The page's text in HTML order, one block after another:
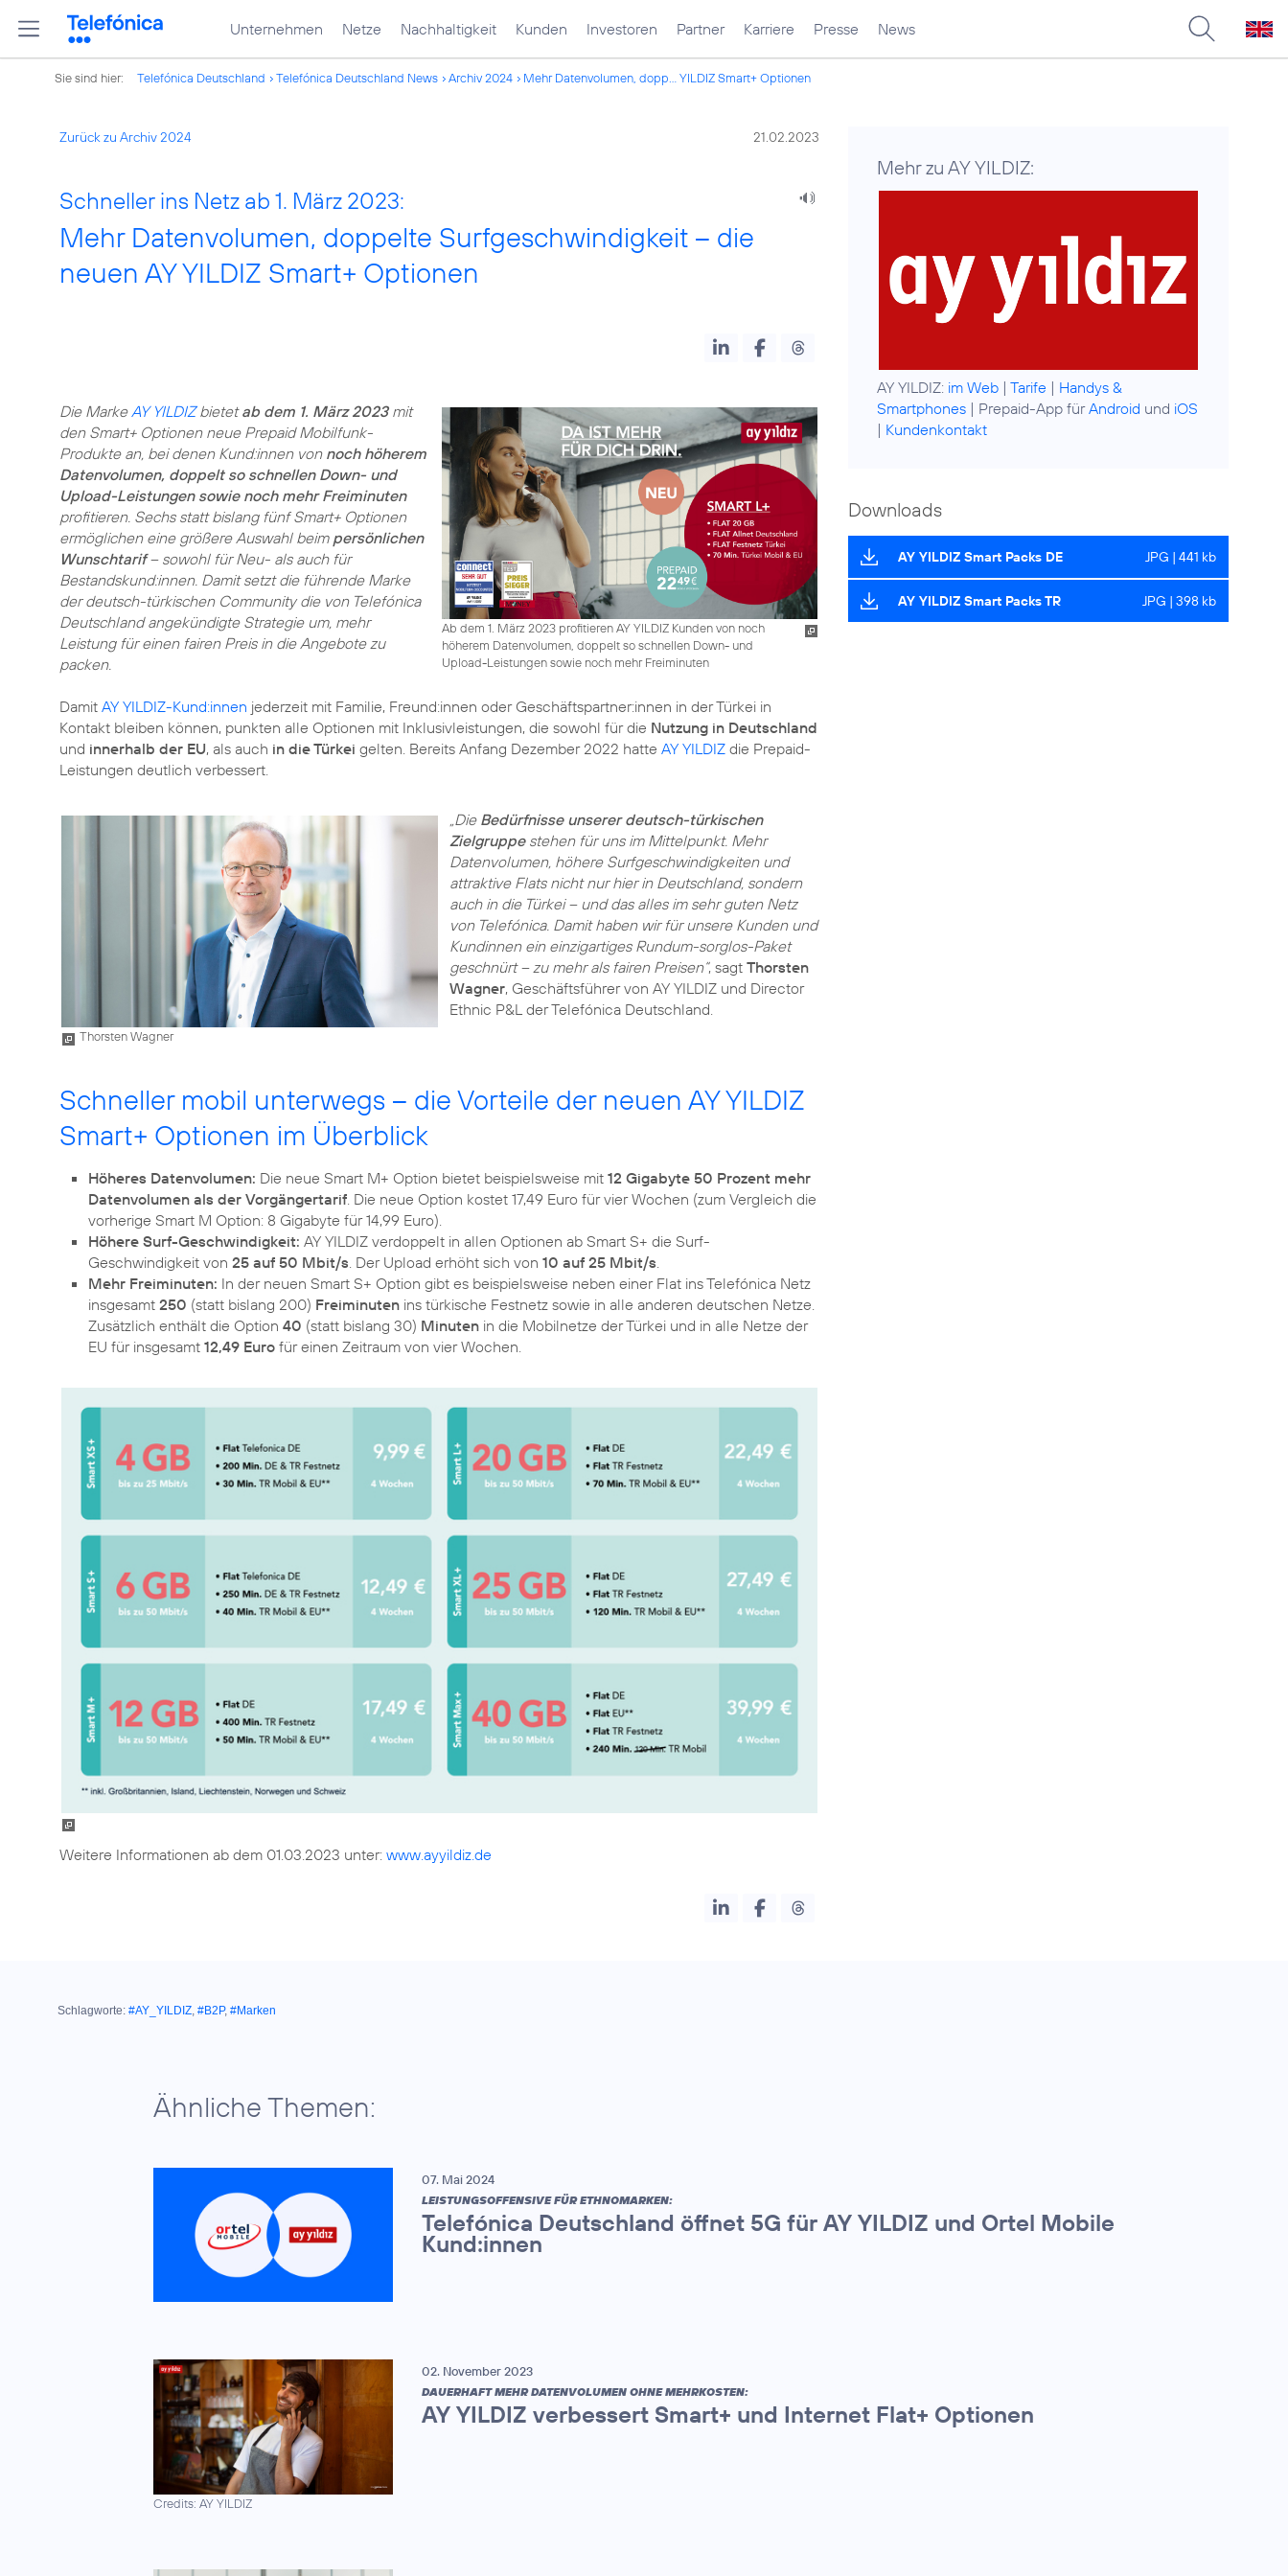
Unternehmen Netze Nachhaltigkeit Kunden Investoren Partner Karriere Presse News
Sie sind hier: Telefónica Deutschland Telefónica Deutschland News Archiv 2024 Mehr Datenvolumen, dopp... YILDIZ Smart+ Optionen
Zurück zu Archiv 2024 21.02.2023
Schneller ins Netz ab 1. März 2023:
Mehr Datenvolumen, doppelte Surfgeschwindigkeit – die
neuen AY YILDIZ Smart+ Optionen
Ab dem 1. März 2023 profitieren AY YILDIZ Kunden von noch
höherem Datenvolumen, doppelt so schnellen Down- und
Upload-Leistungen sowie noch mehr Freiminuten
Die MarkeAY YILDIZbietetab dem 1. März 2023mit
den Smart+ Optionen neue Prepaid Mobilfunk-
Produkte an, bei denen Kund:innen von noch höherem
Datenvolumen, doppelt so schnellen Down- und
Upload-Leistungen sowie noch mehr Freiminuten
profitieren. Sechs statt bislang fünf Smart+ Optionen
ermöglichen eine größere Auswahl beim persönlichen
Wunschtarif– sowohl für Neu- als auch für
Bestandskund:innen. Damit setzt die führende Marke
der deutsch-türkischen Community die von Telefónica
Deutschland angekündigte Strategie um, mehr
Leistung für einen fairen Preis in die Angebote zu
packen.
Damit AY YILDIZ-Kund:innen jederzeit mit Familie, Freund:innen oder Geschäftspartner:innen in der Türkei in
Kontakt bleiben können, punkten alle Optionen mit Inklusivleistungen, die sowohl für die Nutzung in Deutschland
und innerhalb der EU, als auch in die Türkei gelten. Bereits Anfang Dezember 2022 hatte AY YILDIZ die Prepaid-
Leistungen deutlich verbessert.
Thorsten Wagner
„Die Bedürfnisse unserer deutsch-türkischen
Zielgruppestehen für uns im Mittelpunkt. Mehr
Datenvolumen, höhere Surfgeschwindigkeiten und
attraktive Flats nicht nur hier in Deutschland, sondern
auch in die Türkei – und das alles im sehr guten Netz
von Telefónica. Damit haben wir für unsere Kunden und
Kundinnen ein einzigartiges Rundum-sorglos-Paket
geschnürt – zu mehr als fairen Preisen“, sagt Thorsten
Wagner, Geschäftsführer von AY YILDIZ und Director
Ethnic P&L der Telefónica Deutschland.
Schneller mobil unterwegs – die Vorteile der neuen AY YILDIZ
Smart+ Optionen im Überblick
Höheres Datenvolumen: Die neue Smart M+ Option bietet beispielsweise mit 12 Gigabyte 50 Prozent mehr
Datenvolumen als der Vorgängertarif . Die neue Option kostet 17,49 Euro für vier Wochen (zum Vergleich die
vorherige Smart M Option: 8 Gigabyte für 14,99 Euro).
Höhere Surf-Geschwindigkeit: AY YILDIZ verdoppelt in allen Optionen ab Smart S+ die Surf-
Geschwindigkeit von 25 auf 50 Mbit/s . Der Upload erhöht sich von 10 auf 25 Mbit/s
Mehr Freiminuten: In der neuen Smart S+ Option gibt es beispielsweise neben einer Flat ins Telefónica Netz
insgesamt 250 (statt bislang 200) Freiminuten ins türkische Festnetz sowie in alle anderen deutschen Netze.
Zusätzlich enthält die Option 40 (statt bislang 30) Minuten in die Mobilnetze der Türkei und in alle Netze der
EU für insgesamt 12,49 Euro für einen Zeitraum von vier Wochen.
Weitere Informationen ab dem 01.03.2023 unter: www.ayyildiz.de
Mehr zu AY YILDIZ:
AY YILDIZ: im Web |Tarife | Handys &
Smartphones | Prepaid-App fürAndroid und iOS
| Kundenkontakt
Downloads
AY YILDIZ Smart Packs DE JPG | 441 kb
AY YILDIZ Smart Packs TR JPG | 398 kb
Schlagworte: #AY_YILDIZ, #B2P, #Marken
Ähnliche Themen:
07. Mai 2024
LEISTUNGSOFFENSIVE FÜR ETHNOMARKEN:
Telefónica Deutschland öffnet 5G für AY YILDIZ und Ortel Mobile
Kund:innen
Credits: AY YILDIZ
02. November 2023
DAUERHAFT MEHR DATENVOLUMEN OHNE MEHRKOSTEN:
AY YILDIZ verbessert Smart+ und Internet Flat+ Optionen